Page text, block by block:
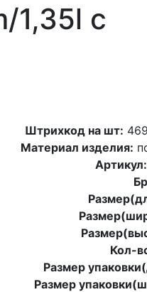
1,35l с
Штрихкод на шт:
Материал изделия:
Артикул:
Кол-
Размер
Размер